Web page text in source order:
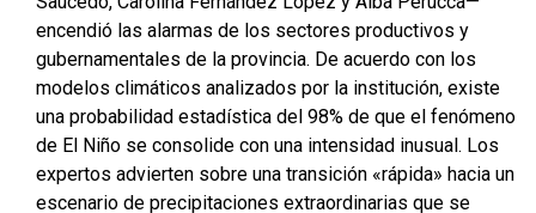
encendió las alarmas de los sectores productivos y
gubernamentales de la provincia. De acuerdo con los
modelos climáticos analizados por la institución, existe
una probabilidad estadística del 98% de que el fenómeno
de El Niño se consolide con una intensidad inusual. Los
expertos advierten sobre una transición «rápida» hacia un
escenario de precipitaciones extraordinarias que se